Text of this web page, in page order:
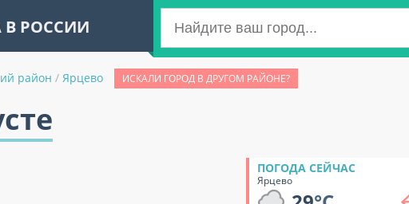
РОССИИ
район / Ярцево ИСКАЛИ ГОРОД В ДРУГОМ РАЙОНЕ?
ПОГОДА СЕЙЧАС
Ярцево